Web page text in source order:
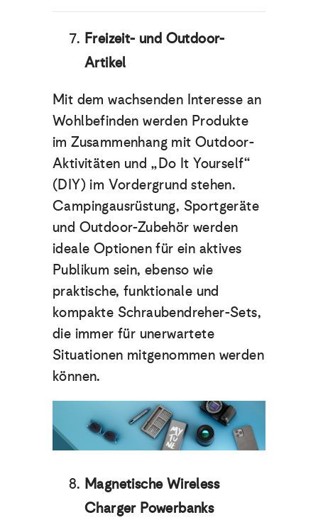
Freizeit- und Outdoor-
Artikel
Mit dem wachsenden Interesse an
Wohlbefinden werden Produkte
im Zusammenhang mit Outdoor-
Aktivitäten und „Do It Yourself“
(DIY) im Vordergrund stehen.
Campingausrüstung, Sportgeräte
und Outdoor-Zubehör werden
ideale Optionen für ein aktives
Publikum sein, ebenso wie
praktische, funktionale und
kompakte Schraubendreher-Sets,
die immer für unerwartete
Situationen mitgenommen werden
können.
Magnetische Wireless
Charger Powerbanks